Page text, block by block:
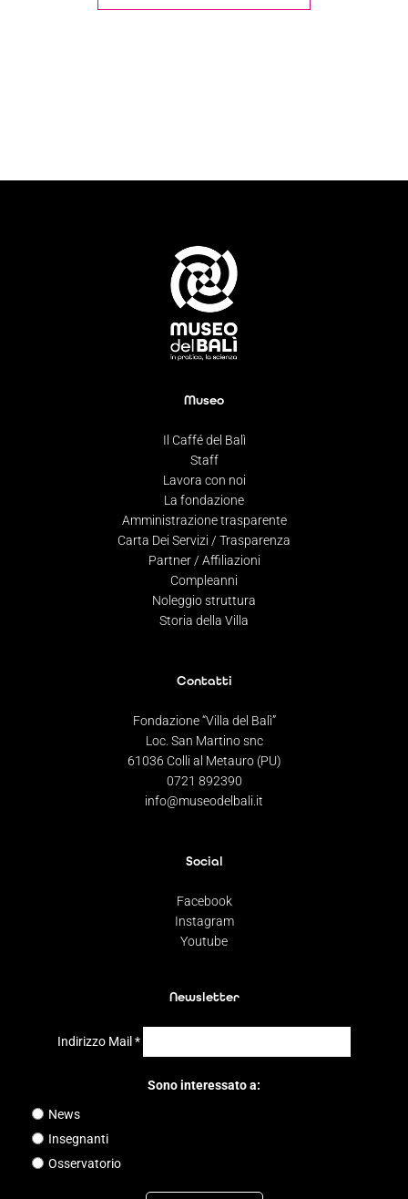
Museo
Il Caffé del Balì
Staff
Lavora con noi
La fondazione
Amministrazione trasparente
Carta Dei Servizi / Trasparenza
Partner / Affiliazioni
Compleanni
Noleggio struttura
Storia della Villa
Contatti
Fondazione “Villa del Balì”
Loc. San Martino snc
61036 Colli al Metauro (PU)
0721 892390
info@museodelbali.it
Social
Facebook
Instagram
Youtube
Newsletter
Indirizzo Mail *
Sono interessato a:
News
Insegnanti
Osservatorio